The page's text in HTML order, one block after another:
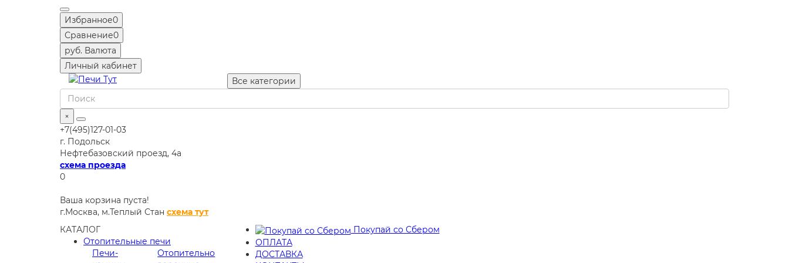
Избранное0
Сравнение0
руб. Валюта
Личный кабинет
Все категории
×
+7(495)127-01-03
г. Подольск
Нефтебазовский проезд, 4а
схема проезда
0
Ваша корзина пуста!
г.Москва, м.Теплый Стан схема тут
КАТАЛОГ
Отопительные печи
Печи-
Отопительно
Покупай со Сбером
ОПЛАТА
ДОСТАВКА